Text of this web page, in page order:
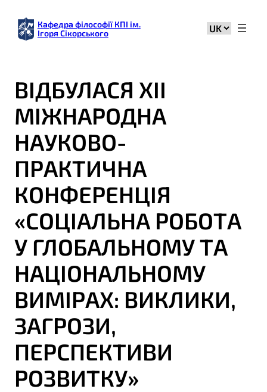
Кафедра філософії КПІ ім.
Ігоря Сікорського
Вибрати
ВІДБУЛАСЯ ХІІ
МІЖНАРОДНА
НАУКОВО-
ПРАКТИЧНА
КОНФЕРЕНЦІЯ
«СОЦІАЛЬНА РОБОТА
У ГЛОБАЛЬНОМУ ТА
НАЦІОНАЛЬНОМУ
ВИМІРАХ: ВИКЛИКИ,
ЗАГРОЗИ,
ПЕРСПЕКТИВИ
РОЗВИТКУ»